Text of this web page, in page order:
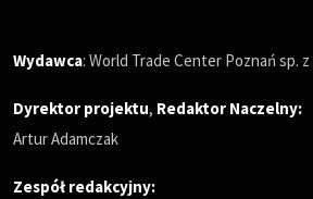
Wydawca: World Trade Center Poznań sp. z
Dyrektor projektu, Redaktor Naczelny:
Artur Adamczak
Zespół redakcyjny: